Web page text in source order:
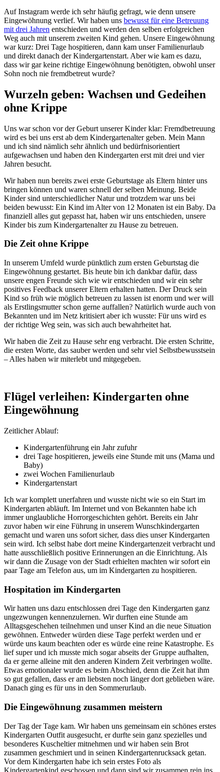
Auf Instagram werde ich sehr häufig gefragt, wie denn unsere
Eingewöhnung verlief. Wir haben uns bewusst für eine Betreuung
mit drei Jahren entschieden und werden den selben erfolgreichen
Weg auch mit unserem zweiten Kind gehen. Unsere Eingewöhnung
war kurz: Drei Tage hospitieren, dann kam unser Familienurlaub
und direkt danach der Kindergartenstart. Aber wie kam es dazu,
dass wir gar keine richtige Eingewöhnung benötigten, obwohl unser
Sohn noch nie fremdbetreut wurde?
Wurzeln geben: Wachsen und Gedeihen
ohne Krippe
Uns war schon vor der Geburt unserer Kinder klar: Fremdbetreuung
wird es bei uns erst ab dem Kindergartenalter geben. Mein Mann
und ich sind nämlich sehr ähnlich und bedürfnisorientiert
aufgewachsen und haben den Kindergarten erst mit drei und vier
Jahren besucht.
Wir haben nun bereits zwei erste Geburtstage als Eltern hinter uns
bringen können und waren schnell der selben Meinung. Beide
Kinder sind unterschiedlicher Natur und trotzdem war uns bei
beiden bewusst: Ein Kind im Alter von 12 Monaten ist ein Baby. Da
finanziell alles gut gepasst hat, haben wir uns entschieden, unsere
Kinder bis zum Kindergartenalter zu Hause zu betreuen.
Die Zeit ohne Krippe
In unserem Umfeld wurde pünktlich zum ersten Geburtstag die
Eingewöhnung gestartet. Bis heute bin ich dankbar dafür, dass
unsere engen Freunde sich wie wir entschieden und wir ein sehr
positives Feedback unserer Eltern erhalten hatten. Der Druck sein
Kind so früh wie möglich betreuen zu lassen ist enorm und wer will
als Erstlingsmutter schon gerne auffallen? Natürlich wurde auch von
Bekannten und im Netz kritisiert aber ich wusste: Für uns wird es
der richtige Weg sein, was sich auch bewahrheitet hat.
Wir haben die Zeit zu Hause sehr eng verbracht. Die ersten Schritte,
die ersten Worte, das sauber werden und sehr viel Selbstbewusstsein
– Alles haben wir miterlebt und mitgegeben.
Flügel verleihen: Kindergarten ohne
Eingewöhnung
Zeitlicher Ablauf:
Kindergartenführung ein Jahr zufuhr
drei Tage hospitieren, jeweils eine Stunde mit uns (Mama und
Baby)
zwei Wochen Familienurlaub
Kindergartenstart
Ich war komplett unerfahren und wusste nicht wie so ein Start im
Kindergarten abläuft. Im Internet und von Bekannten habe ich
immer unglaubliche Horrorgeschichten gehört. Bereits ein Jahr
zuvor haben wir eine Führung in unserem Wunschkindergarten
gemacht und waren uns sofort sicher, dass dies unser Kindergarten
sein wird. Ich selbst habe dort meine Kindergartenzeit verbracht und
hatte ausschließlich positive Erinnerungen an die Einrichtung. Als
wir dann die Zusage von der Stadt erhielten machten wir sofort ein
paar Tage am Telefon aus, um im Kindergarten zu hospitieren.
Hospitation im Kindergarten
Wir hatten uns dazu entschlossen drei Tage den Kindergarten ganz
ungezwungen kennenzulernen. Wir durften eine Stunde am
Alltagsgeschehen teilnehmen und unser Kind an die neue Situation
gewöhnen. Entweder würden diese Tage perfekt werden und er
würde uns kaum beachten oder es würde eine reine Katastrophe. Es
lief super und ich musste mich sogar abseits der Gruppe aufhalten,
da er gerne alleine mit den anderen Kindern Zeit verbringen wollte.
Etwas emotionaler wurde es beim Abschied, denn die Zeit hat ihm
so gut gefallen, dass er am liebsten noch länger dort geblieben wäre.
Danach ging es für uns in den Sommerurlaub.
Die Eingewöhnung zusammen meistern
Der Tag der Tage kam. Wir haben uns gemeinsam ein schönes erstes
Kindergarten Outfit ausgesucht, er durfte sein ganz spezielles und
besonderes Kuscheltier mitnehmen und wir haben sein Brot
zusammen geschmiert und in seinen Kindergartenrucksack getan.
Vor dem Kindergarten habe ich sein erstes Foto als
Kindergartenkind geschossen und dann sind wir zusammen rein ins